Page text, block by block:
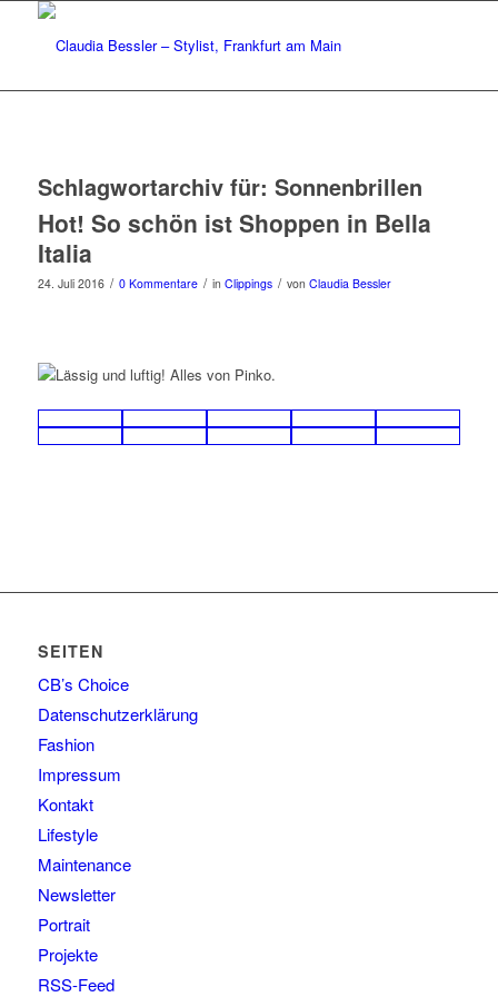
Schlagwortarchiv für: Sonnenbrillen
Hot! So schön ist Shoppen in Bella
Italia
24. Juli 2016 / 0 Kommentare / in Clippings / von Claudia Bessler
SEITEN
CB’s Choice
Datenschutzerklärung
Fashion
Impressum
Kontakt
Lifestyle
Maintenance
Newsletter
Portrait
Projekte
RSS-Feed